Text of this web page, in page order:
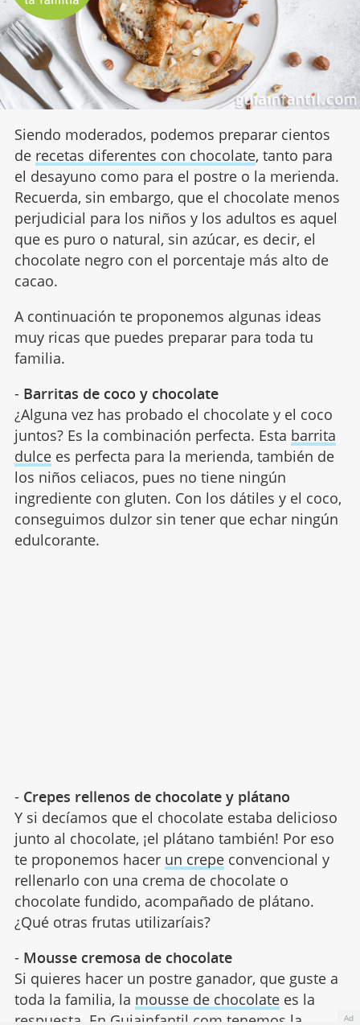
Siendo moderados, podemos preparar cientos
de recetas diferentes con chocolate, tanto para
el desayuno como para el postre o la merienda.
Recuerda, sin embargo, que el chocolate menos
perjudicial para los niños y los adultos es aquel
que es puro o natural, sin azúcar, es decir, el
chocolate negro con el porcentaje más alto de
cacao.
A continuación te proponemos algunas ideas
muy ricas que puedes preparar para toda tu
familia.
- Barritas de coco y chocolate
¿Alguna vez has probado el chocolate y el coco
juntos? Es la combinación perfecta. Esta barrita
dulcees perfecta para la merienda, también de
los niños celiacos, pues no tiene ningún
ingrediente con gluten. Con los dátiles y el coco,
conseguimos dulzor sin tener que echar ningún
edulcorante.
- Crepes rellenos de chocolate y plátano
Y si decíamos que el chocolate estaba delicioso
junto al chocolate, ¡el plátano también! Por eso
te proponemos hacer un crepeconvencional y
rellenarlo con una crema de chocolate o
chocolate fundido, acompañado de plátano.
¿Qué otras frutas utilizaríais?
- Mousse cremosa de chocolate
Si quieres hacer un postre ganador, que guste a
toda la familia, la mousse de chocolatees la
respuesta. En Guiainfantil.com tenemos la
Ad